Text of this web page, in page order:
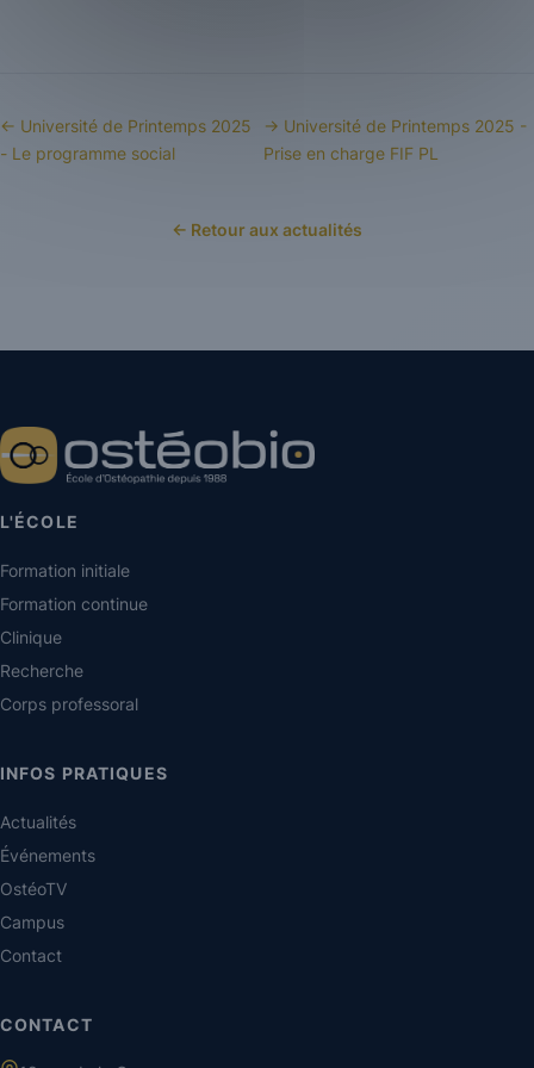
← Université de Printemps 2025
- Le programme social
→ Université de Printemps 2025 -
Prise en charge FIF PL
← Retour aux actualités
L'ÉCOLE
Formation initiale
Formation continue
Clinique
Recherche
Corps professoral
INFOS PRATIQUES
Actualités
Événements
OstéoTV
Campus
Contact
CONTACT